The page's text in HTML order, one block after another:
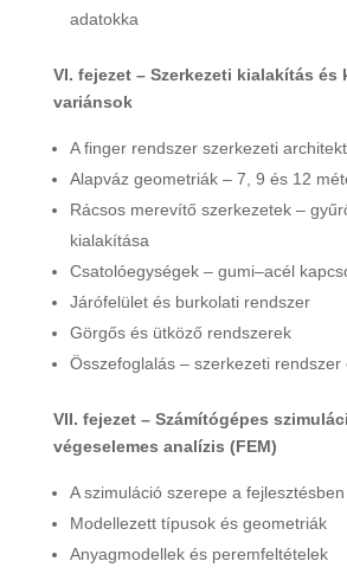
adatokka
VI. fejezet – Szerkezeti kialakítás
variánsok
A finger rendszer szerkezeti
Alapváz geometriák – 7, 9 és 12
Rácsos merevítő szerkezetek –
kialakítása
Csatolóegységek – gumi–acél
Járófelület és burkolati rendszer
Görgős és ütköző rendszerek
Összefoglalás – szerkezeti rendszer
VII. fejezet – Számítógépes
végeselemes analízis (FEM)
A szimuláció szerepe a fejlesztésben
Modellezett típusok és geometriák
Anyagmodellek és peremfeltételek